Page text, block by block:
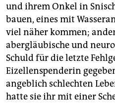
und ihrem Onkel in
bauen, eines mit
viel näher kommen;
abergläubische und
Schuld für die letzte
Eizellenspenderin
angeblich schlechten
hatte sie ihr mit einer